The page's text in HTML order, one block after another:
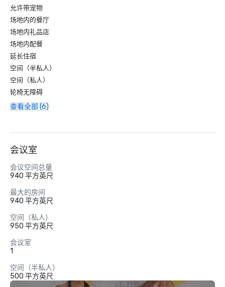
允许带宠物
场地内的餐厅
场地内礼品店
场地内配餐
延长住宿
空间（半私人）
空间（私人）
轮椅无障碍
查看全部 (6)
会议室
会议空间总量
940 平方英尺
最大的房间
940 平方英尺
空间（私人）
950 平方英尺
会议室
1
空间（半私人）
500 平方英尺